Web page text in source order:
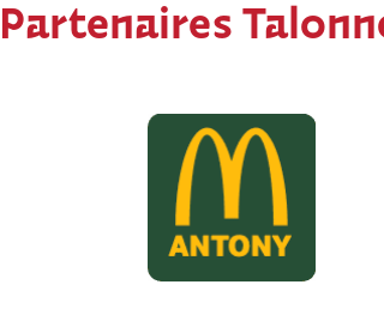
Partenaires